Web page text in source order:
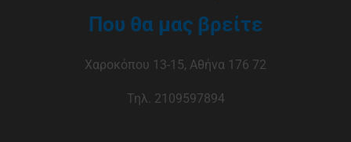
Που θα μας βρείτε
Χαροκόπου 13-15, Αθήνα 176 72
Τηλ. 2109597894